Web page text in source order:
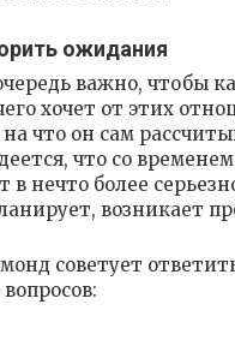
ожидания
важно, чтобы
хочет от этих
что он сам
что со
в нечто более
возникает
советует